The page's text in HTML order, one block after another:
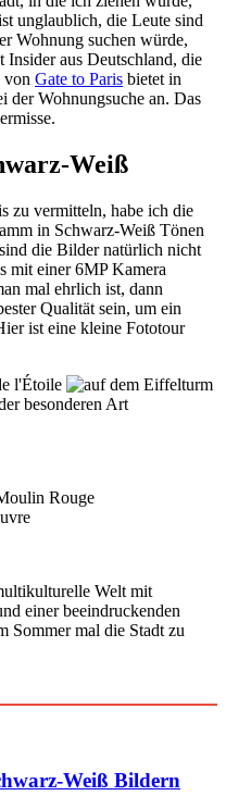
unglaublich, die Leute sind
Wohnung suchen würde,
aus Deutschland, die
von Gate to Paris bietet in
der Wohnungsuche an. Das
Weiß
zu vermitteln, habe ich die
in Schwarz-Weiß Tönen
die Bilder natürlich nicht
mit einer 6MP Kamera
mal ehrlich ist, dann
Qualität sein, um ein
ist eine kleine Fototour
Welt mit
einer beeindruckenden
Sommer mal die Stadt zu
Weiß Bildern